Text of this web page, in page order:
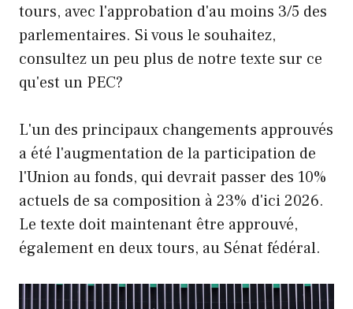
tours, avec l'approbation d'au moins 3/5 des
parlementaires. Si vous le souhaitez,
consultez un peu plus de notre texte sur ce
qu'est un PEC?
L'un des principaux changements approuvés
a été l'augmentation de la participation de
l'Union au fonds, qui devrait passer des 10%
actuels de sa composition à 23% d'ici 2026.
Le texte doit maintenant être approuvé,
également en deux tours, au Sénat fédéral.